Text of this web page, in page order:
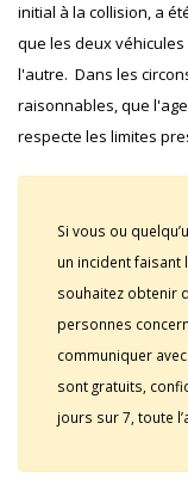
initial à la collision, a
que les deux
l'autre. Dans les
raisonnables, que
respecte les limites
Si vous ou
un incident faisant
souhaitez obtenir
personnes
communiquer
sont gratuits,
jours sur 7, toute